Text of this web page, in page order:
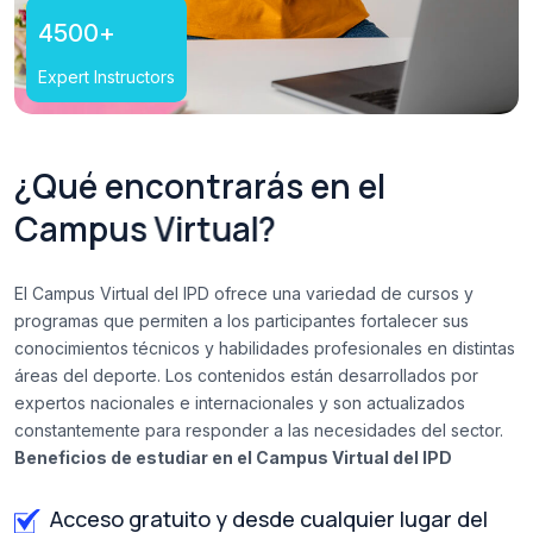
4500+
Expert Instructors
¿Qué encontrarás en el
CampusVirtual?
El Campus Virtual del IPD ofrece una variedad de cursos y
programas que permiten a los participantes fortalecer sus
conocimientos técnicos y habilidades profesionales en distintas
áreas del deporte. Los contenidos están desarrollados por
expertos nacionales e internacionales y son actualizados
constantemente para responder a las necesidades del sector.
Beneficios de estudiar en el Campus Virtual del IPD
Acceso gratuito y desde cualquier lugar del